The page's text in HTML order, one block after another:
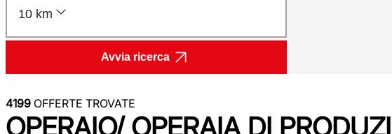
10 km
Avvia ricerca
4199 OFFERTE TROVATE
OPERAIO/ OPERAIA DI